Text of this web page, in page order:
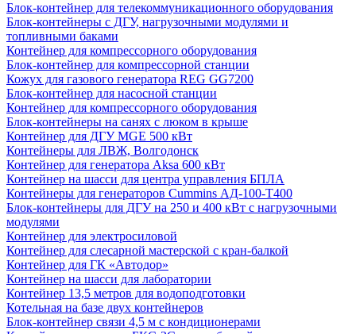
Блок-контейнер для телекоммуникационного оборудования
Блок-контейнеры с ДГУ, нагрузочными модулями и
топливными баками
Контейнер для компрессорного оборудования
Блок-контейнер для компрессорной станции
Кожух для газового генератора REG GG7200
Блок-контейнер для насосной станции
Контейнер для компрессорного оборудования
Блок-контейнеры на санях с люком в крыше
Контейнер для ДГУ MGE 500 кВт
Контейнеры для ЛВЖ, Волгодонск
Контейнер для генератора Aksa 600 кВт
Контейнер на шасси для центра управления БПЛА
Контейнеры для генераторов Cummins АД-100-Т400
Блок-контейнеры для ДГУ на 250 и 400 кВт с нагрузочными
модулями
Контейнер для электросиловой
Контейнер для слесарной мастерской с кран-балкой
Контейнер для ГК «Автодор»
Контейнер на шасси для лаборатории
Контейнер 13,5 метров для водоподготовки
Котельная на базе двух контейнеров
Блок-контейнер связи 4,5 м с кондиционерами